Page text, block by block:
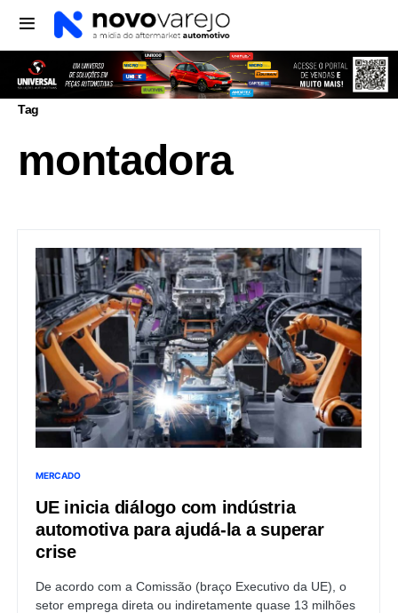
Tag
montadora
MERCADO
UE inicia diálogo com indústria
automotiva para ajudá-la a superar
crise
De acordo com a Comissão (braço Executivo da UE), o
setor emprega direta ou indiretamente quase 13 milhões